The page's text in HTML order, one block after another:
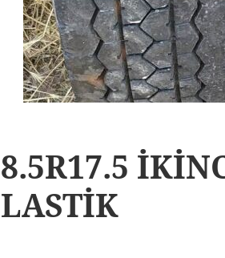
8.5R17.5
LASTİK